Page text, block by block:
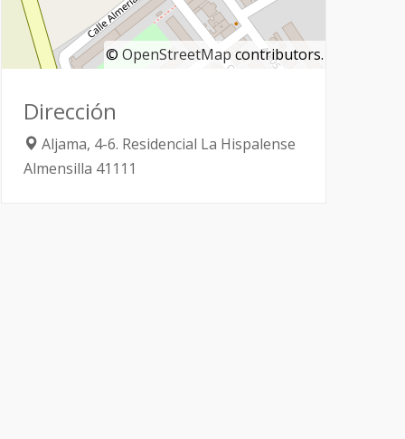
© OpenStreetMap contributors.
Dirección
Aljama, 4-6. Residencial La Hispalense
Almensilla 41111